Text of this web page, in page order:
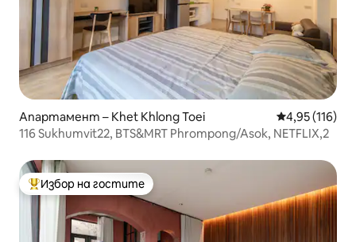
Апартамент – Khet Khlong Toei Средна
4,95 (116)
116 Sukhumvit22, BTS&MRT Phrompong/Asok, NETFLIX,2
Най-популярен избор на гостите
Избор на гостите